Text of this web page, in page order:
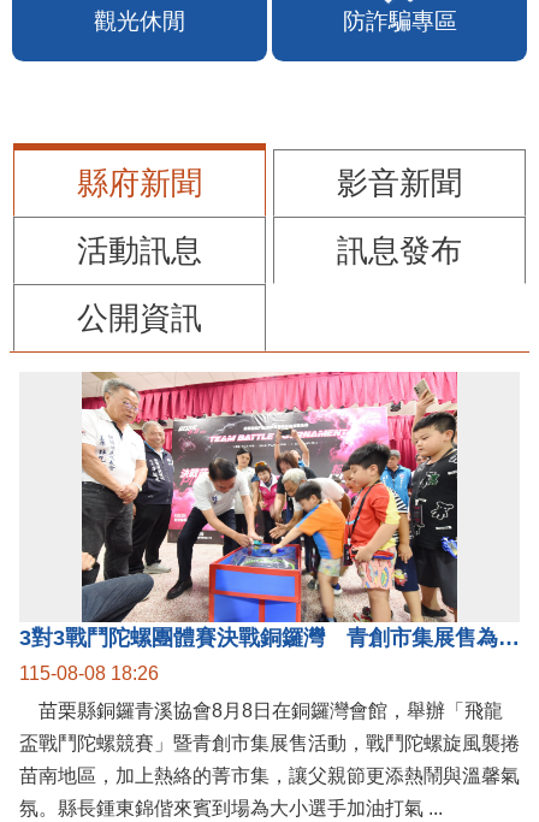
觀光休閒 防詐騙專區
縣府新聞
影音新聞
活動訊息
訊息發布
公開資訊
3對3戰鬥陀螺團體賽決戰銅鑼灣 青創市集展售為父親節增添繽紛
115-08-08 18:26
苗栗縣銅鑼青溪協會8月8日在銅鑼灣會館，舉辦「飛龍
盃戰鬥陀螺競賽」暨青創市集展售活動，戰鬥陀螺旋風襲捲
苗南地區，加上熱絡的菁市集，讓父親節更添熱鬧與溫馨氣
氛。縣長鍾東錦偕來賓到場為大小選手加油打氣 ...